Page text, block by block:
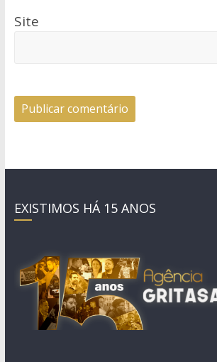
Site
EXISTIMOS HÁ 15 ANOS